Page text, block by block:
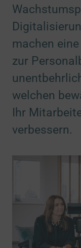
machen
zur
welchen
Ihr
verbessern.